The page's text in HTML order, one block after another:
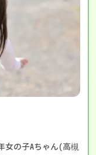
女の子Aちゃん(高槻